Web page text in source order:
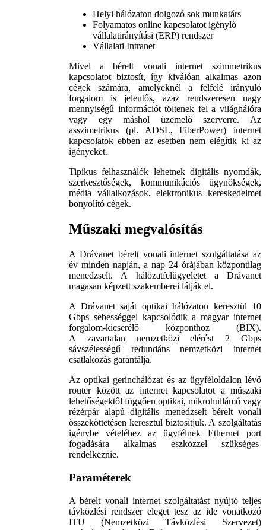
Helyi hálózaton dolgozó sok munkatárs
Folyamatos online kapcsolatot igénylő
vállalatirányítási (ERP) rendszer
Vállalati Intranet
Mivel a bérelt vonali internet szimmetrikus
kapcsolatot biztosít, így kiválóan alkalmas azon
cégek számára, amelyeknél a felfelé irányuló
forgalom is jelentős, azaz rendszeresen nagy
mennyiségű információt töltenek fel a világhálóra
vagy egy máshol üzemelő szerverre. Az
asszimetrikus (pl. ADSL, FiberPower) internet
kapcsolatok ebben az esetben nem elégítik ki az
igényeket.
Tipikus felhasználók lehetnek digitális nyomdák,
szerkesztőségek, kommunikációs ügynökségek,
média vállalkozások, elektronikus kereskedelmet
bonyolító cégek.
Műszaki megvalósítás
A Drávanet bérelt vonali internet szolgáltatása az
év minden napján, a nap 24 órájában központilag
menedzselt. A hálózatfelügyeletet a Drávanet
magasan képzett szakemberei látják el.
A Drávanet saját optikai hálózaton keresztül 10
Gbps sebességgel kapcsolódik a magyar internet
forgalom-kicserélő központhoz (BIX).
A zavartalan nemzetközi elérést 2 Gbps
sávszélességű redundáns nemzetközi internet
csatlakozás garantálja.
Az optikai gerinchálózat és az ügyféloldalon lévő
router között az internet kapcsolatot a műszaki
lehetőségektől függően optikai, mikrohullámú vagy
rézérpár alapú digitális menedzselt bérelt vonali
összeköttetésen keresztül biztosítjuk. A szolgáltatás
igénybe vételéhez az ügyfélnek Ethernet port
fogadására alkalmas eszközzel szükséges
rendelkeznie.
Paraméterek
A bérelt vonali internet szolgáltatást nyújtó teljes
távközlési rendszer eleget tesz az ide vonatkozó
ITU (Nemzetközi Távközlési Szervezet)